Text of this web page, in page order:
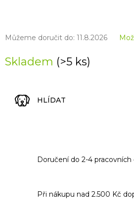
Skladem (>5 ks)
Můžeme doručit do: 11.8.2026
HLÍDAT
Doručení do 2-4 pracovních
Při nákupu nad 2.500 Kč